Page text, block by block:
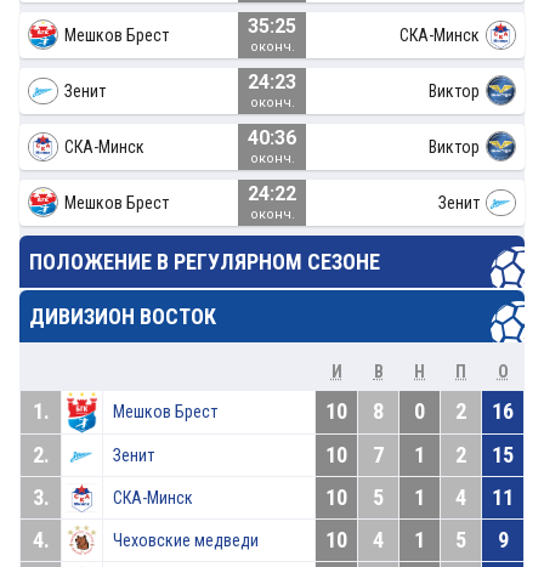
Мешков Брест 35:25
оконч.
СКА-Минск
Зенит 24:23
оконч.
Виктор
СКА-Минск 40:36
оконч.
Виктор
Мешков Брест 24:22
оконч.
Зенит
ПОЛОЖЕНИЕ В РЕГУЛЯРНОМ СЕЗОНЕ
ДИВИЗИОН ВОСТОК
И В Н П О
1. Мешков Брест 10 8 0 2
16
2.
Зенит 10 7 1 2
15
3.
СКА-Минск 10 5 1 4
11
4.
Чеховские медведи 10 4 1 5
9